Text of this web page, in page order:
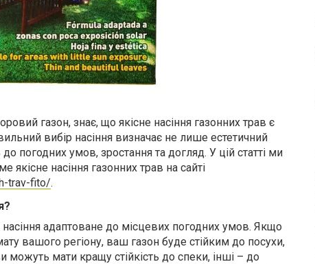
газон, знає, що якісне насіння газонних трав є
вибір насіння визначає не лише естетичний
погодних умов, зростання та догляд. У цій статті ми
насіння газонних трав на сайті
trav-fito/.
насіння адаптоване до місцевих погодних умов. Якщо
вашого регіону, ваш газон буде стійким до посухи,
можуть мати кращу стійкість до спеки, інші – до